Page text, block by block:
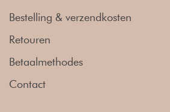
Bestelling & verzendkosten
Retouren
Betaalmethodes
Contact